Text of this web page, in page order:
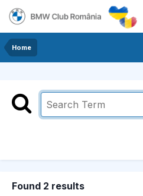
Home
Found 2 results